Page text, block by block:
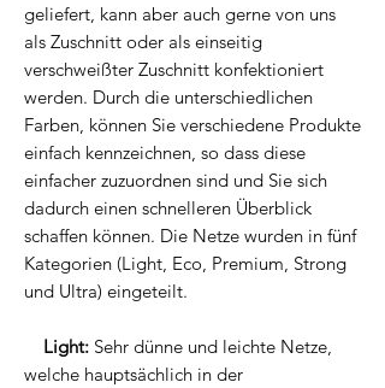
geliefert, kann aber auch gerne von uns
als Zuschnitt oder als einseitig
verschweißter Zuschnitt konfektioniert
werden. Durch die unterschiedlichen
Farben, können Sie verschiedene Produkte
einfach kennzeichnen, so dass diese
einfacher zuzuordnen sind und Sie sich
dadurch einen schnelleren Überblick
schaffen können. Die Netze wurden in fünf
Kategorien (Light, Eco, Premium, Strong
und Ultra) eingeteilt.
Light: Sehr dünne und leichte Netze,
welche hauptsächlich in der